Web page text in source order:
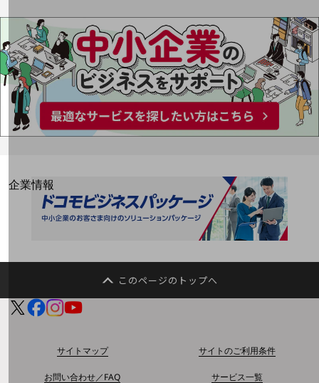
モバイル・ICTサービスをオンラインで
相談・申し込みができるバーチャルショップ
法人向けモバイルトップ
はじめての方へ
サービス・商品を探す
新規会員登録/ログインはこちら
100回線以上のお問い合わせ・お見積りはこちら
別ウィンドウで開きます
企業情報
企業情報TOP
会社案内
社長からのご挨拶
このページのトップへ
サイトマップ サイトのご利用条件
お問い合わせ／FAQ サービス一覧